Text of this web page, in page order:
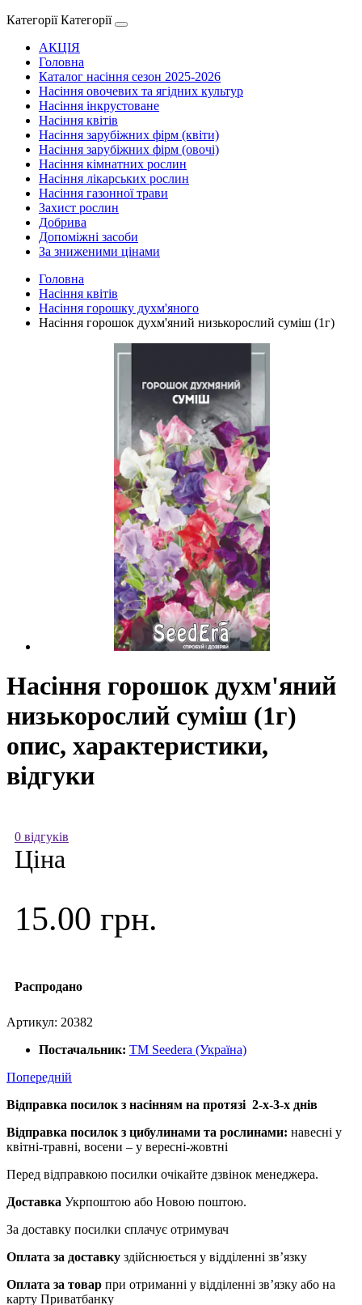
Категорії Категорії
АКЦІЯ
Головна
Каталог насіння сезон 2025-2026
Насіння овочевих та ягідних культур
Насіння інкрустоване
Насіння квітів
Насіння зарубіжних фірм (квіти)
Насіння зарубіжних фірм (овочі)
Насіння кімнатних рослин
Насіння лікарських рослин
Насіння газонної трави
Захист рослин
Добрива
Допоміжні засоби
За зниженими цінами
Головна
Насіння квітів
Насіння горошку духм'яного
Насіння горошок духм'яний низькорослий суміш (1г)
Насіння горошок духм'яний
низькорослий суміш (1г)
опис, характеристики,
відгуки
0 відгуків
Ціна
15.00 грн.
Распродано
Артикул: 20382
Постачальник: ТМ Seedera (Україна)
Попередній
Відправка посилок з насінням на протязі 2-х-3-х днів
Відправка посилок з цибулинами та рослинами: навесні у
квітні-травні, восени – у вересні-жовтні
Перед відправкою посилки очікайте дзвінок менеджера.
Доставка Укрпоштою або Новою поштою.
За доставку посилки сплачує отримувач
Оплата за доставку здійснюється у відділенні зв’язку
Оплата за товар при отриманні у відділенні зв’язку або на
карту Приватбанку